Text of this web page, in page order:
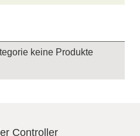
keine Produkte
Controller